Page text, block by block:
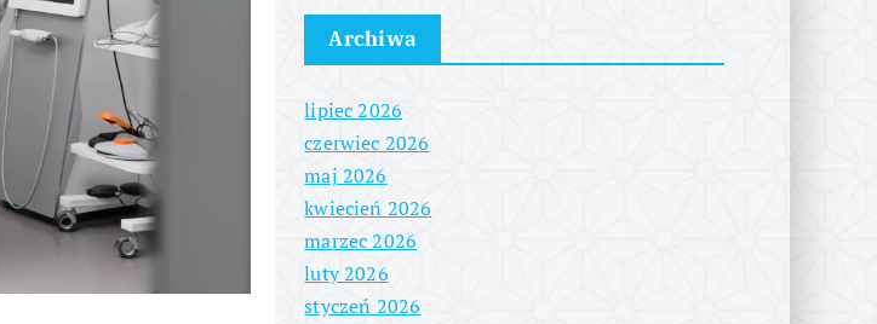
Archiwa
lipiec 2026
czerwiec 2026
maj 2026
kwiecień 2026
marzec 2026
luty 2026
styczeń 2026